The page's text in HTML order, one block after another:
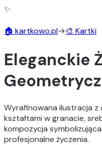
✨
🏠 kartkowo.pl→🎨 Kartki
Eleganckie
Wyrafinowana ilustracja z
kształtami w granacie,
kompozycja
profesjonalne życzenia.